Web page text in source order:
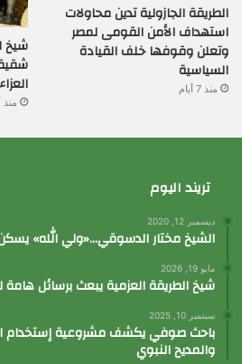
الطريقة الجازولية تدين محاولات
استهداف الأمن القومى لمصر
وتعلن وقوفها خلف القيادة
السياسية
منذ 7 أيام
شيخ
تريند اليوم
ديسمبر 12, 2020
الشيخ مختار الدسوقي…«ولي الله»
مايو 19, 2026
شيخ الطريقة العزمية يبعث برسائل هامة
سبتمبر 10, 2025
باحث صوفي يكشف مشروعية إستخدام
والمديح النبوي